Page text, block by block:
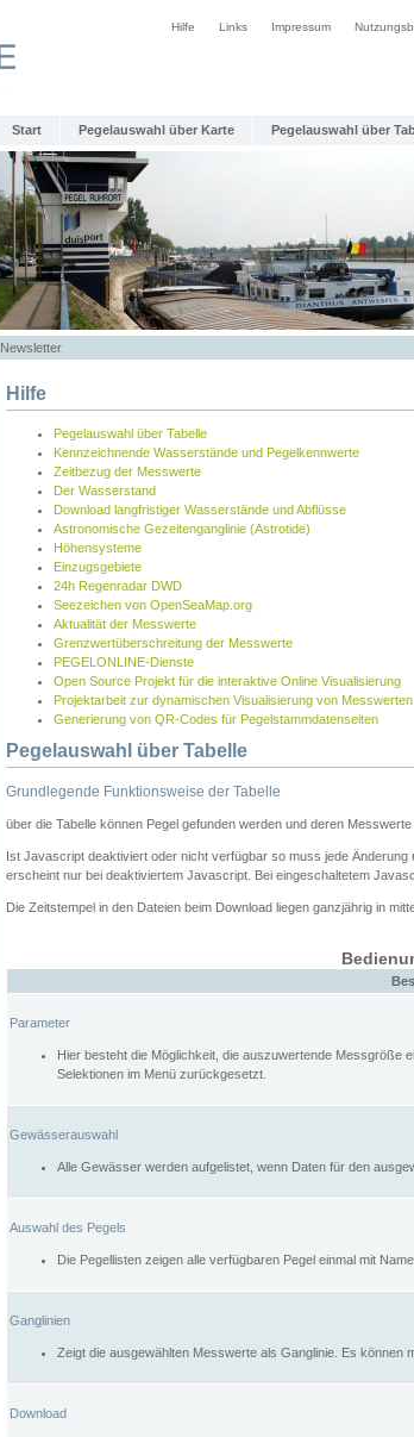
Hilfe Links Impressum
Start Pegelauswahl über Karte Pegelauswahl über
Newsletter
Hilfe
Pegelauswahl über Tabelle
Kennzeichnende Wasserstände und Pegelkennwerte
Zeitbezug der Messwerte
Der Wasserstand
Download langfristiger Wasserstände und Abflüsse
Astronomische Gezeitenganglinie (Astrotide)
Höhensysteme
Einzugsgebiete
24h Regenradar DWD
Seezeichen von OpenSeaMap.org
Aktualität der Messwerte
Grenzwertüberschreitung der Messwerte
PEGELONLINE-Dienste
Open Source Projekt für die interaktive Online Visualisierung
Projektarbeit zur dynamischen Visualisierung von Messwerten
Generierung von QR-Codes für Pegelstammdatenseiten
Pegelauswahl über Tabelle
Grundlegende Funktionsweise der Tabelle
über die Tabelle können Pegel gefunden werden und deren
Ist Javascript deaktiviert oder nicht verfügbar so muss jede
erscheint nur bei deaktiviertem Javascript. Bei eingeschaltetem
Die Zeitstempel in den Dateien beim Download liegen ganzjährig in
Parameter
Hier besteht die Möglichkeit, die auszuwertende Messgröße
Selektionen im Menü zurückgesetzt.
Gewässerauswahl
Alle Gewässer werden aufgelistet, wenn Daten für den
Auswahl des Pegels
Die Pegellisten zeigen alle verfügbaren Pegel einmal mit
Ganglinien
Zeigt die ausgewählten Messwerte als Ganglinie. Es können
Download